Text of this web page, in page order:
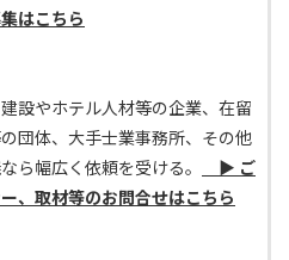
はこちら
設やホテル人材等の企業、在留
団体、大手士業事務所、その他
ら幅広く依頼を受ける。
▶ ご
、取材等のお問合せはこちら